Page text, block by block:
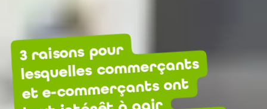
3 raisons pour
lesquelles commerçants
et e-commerçants ont